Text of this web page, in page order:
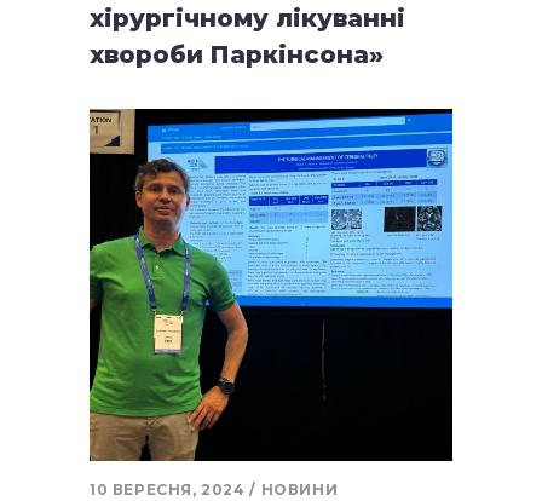
хірургічному лікуванні
хвороби Паркінсона»
10 ВЕРЕСНЯ, 2024 НОВИНИ